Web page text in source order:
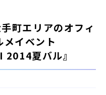
町エリアのオフィ
イベント
夏バル』